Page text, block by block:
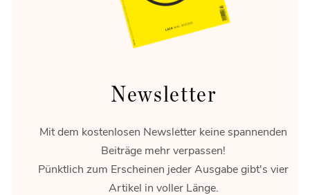
Newsletter
Mit dem kostenlosen Newsletter keine spannenden
Beiträge mehr verpassen!
Pünktlich zum Erscheinen jeder Ausgabe gibt's vier
Artikel in voller Länge.